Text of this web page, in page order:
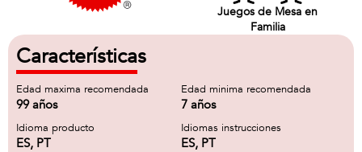
Juegos de Mesa en
Familia
Características
Edad maxima recomendada
99 años
Edad minima recomendada
7 años
Idioma producto
ES, PT
Idiomas instrucciones
ES, PT